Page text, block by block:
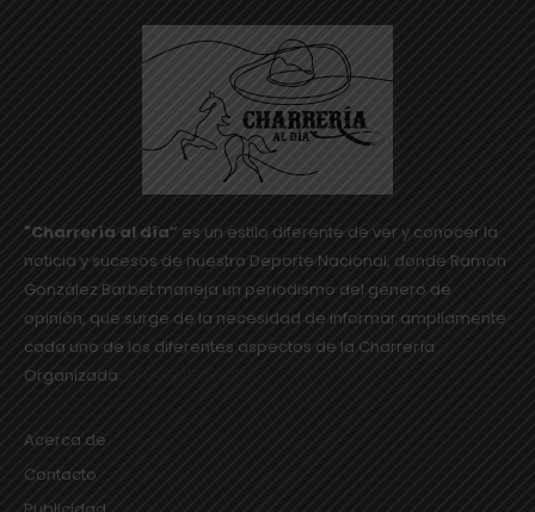
"Charrería al día” es un estilo diferente de ver y conocer la
noticia y sucesos de nuestro Deporte Nacional, donde Ramón
González Barbet maneja un periodismo del género de
opinión, que surge de la necesidad de informar ampliamente
cada uno de los diferentes aspectos de la Charrería
Organizada.
Acerca de
Contacto